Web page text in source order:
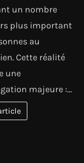
un nombre
plus important
au
Cette réalité
une
majeure :…